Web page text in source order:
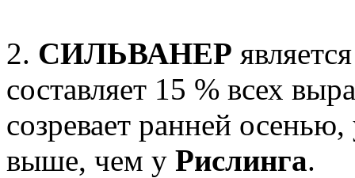
2. СИЛЬВАНЕР
составляет 15 % всех
созревает ранней
выше, чем у Рислинга.